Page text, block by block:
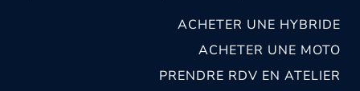
ACHETER UNE HYBRIDE
ACHETER UNE MOTO
PRENDRE RDV EN ATELIER